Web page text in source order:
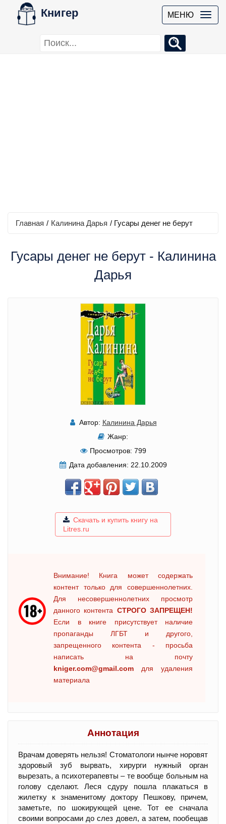
Книгер МЕНЮ
Главная / Калинина Дарья / Гусары денег не берут
Гусары денег не берут - Калинина
Дарья
Автор: Калинина Дарья
Жанр:
Просмотров: 799
Дата добавления: 22.10.2009
Скачать и купить книгу на
Litres.ru
Внимание! Книга может содержать
контент только для совершеннолетних.
Для несовершеннолетних просмотр
данного контента СТРОГО ЗАПРЕЩЕН!
Если в книге присутствует наличие
пропаганды ЛГБТ и другого,
запрещенного контента - просьба
написать на почту
kniger.com@gmail.com для удаления
материала
Аннотация
Врачам доверять нельзя! Стоматологи нынче норовят
здоровый зуб вырвать, хирурги нужный орган
вырезать, а психотерапевты – те вообще больным на
голову сделают. Леся сдуру пошла плакаться в
жилетку к знаменитому доктору Пешкову, причем,
заметьте, по шокирующей цене. Тот ее сначала
своими вопросами до слез довел, а затем, пообещав